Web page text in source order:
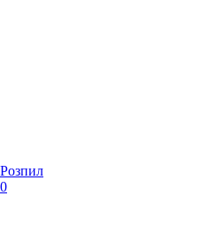
Розпил
0